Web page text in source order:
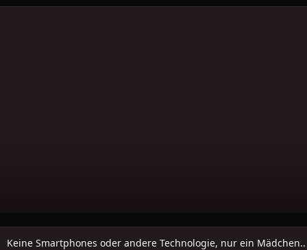
Keine Smartphones oder andere Technologie, nur ein Mädchen..